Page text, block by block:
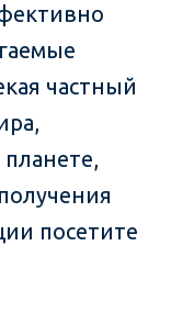
частный
посетите